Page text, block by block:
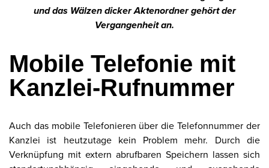
und das Wälzen dicker Aktenordner gehört der
Vergangenheit an.
Mobile Telefonie mit
Kanzlei-Rufnummer
Auch das mobile Telefonieren über die Telefonnummer der
Kanzlei ist heutzutage kein Problem mehr. Durch die
Verknüpfung mit extern abrufbaren Speichern lassen sich